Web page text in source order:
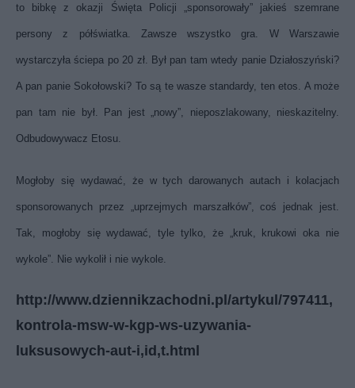
to bibkę z okazji Święta Policji „sponsorowały” jakieś szemrane
persony z półświatka. Zawsze wszystko gra. W Warszawie
wystarczyła ściepa po 20 zł. Był pan tam wtedy panie Działoszyński?
A pan panie Sokołowski? To są te wasze standardy, ten etos. A może
pan tam nie był. Pan jest „nowy”, nieposzlakowany, nieskazitelny.
Odbudowywacz Etosu.
Mogłoby się wydawać, że w tych darowanych autach i kolacjach
sponsorowanych przez „uprzejmych marszałków”, coś jednak jest.
Tak, mogłoby się wydawać, tyle tylko, że „kruk, krukowi oka nie
wykole”. Nie wykolił i nie wykole.
http://www.dziennikzachodni.pl/artykul/797411,
kontrola-msw-w-kgp-ws-uzywania-
luksusowych-aut-i,id,t.html